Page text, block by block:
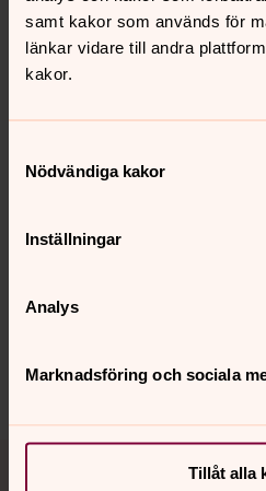
samt kakor som används för
länkar vidare till andra
kakor.
Nödvändiga kakor
Inställningar
Analys
Marknadsföring och sociala
Tillåt alla
innehåll?
Dela
Tillbaka till toppen
Tillbaka till innehållet